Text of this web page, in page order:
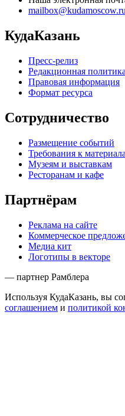
КудаКазань
Пресс-релиз
Редакционная политика
Правовая информация
Формат ресурса
Сотрудничество
Размещение событий
Требования к
Музеям и выставкам
Ресторанам и кафе
Партнёрам
Реклама на сайте
Коммерческое
Медиа кит
Логотипы в векторе
— партнер Рамблера
Используя КудаКазань, вы
соглашением и политикой